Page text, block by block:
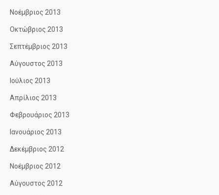
Νοέμβριος 2013
Οκτώβριος 2013
Σεπτέμβριος 2013
Αύγουστος 2013
Ιούλιος 2013
Απρίλιος 2013
Φεβρουάριος 2013
Ιανουάριος 2013
Δεκέμβριος 2012
Νοέμβριος 2012
Αύγουστος 2012